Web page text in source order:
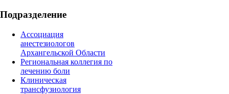
Подразделение
Ассоциация
анестезиологов
Архангельской Области
Региональная коллегия по
лечению боли
Клиническая
трансфузиология